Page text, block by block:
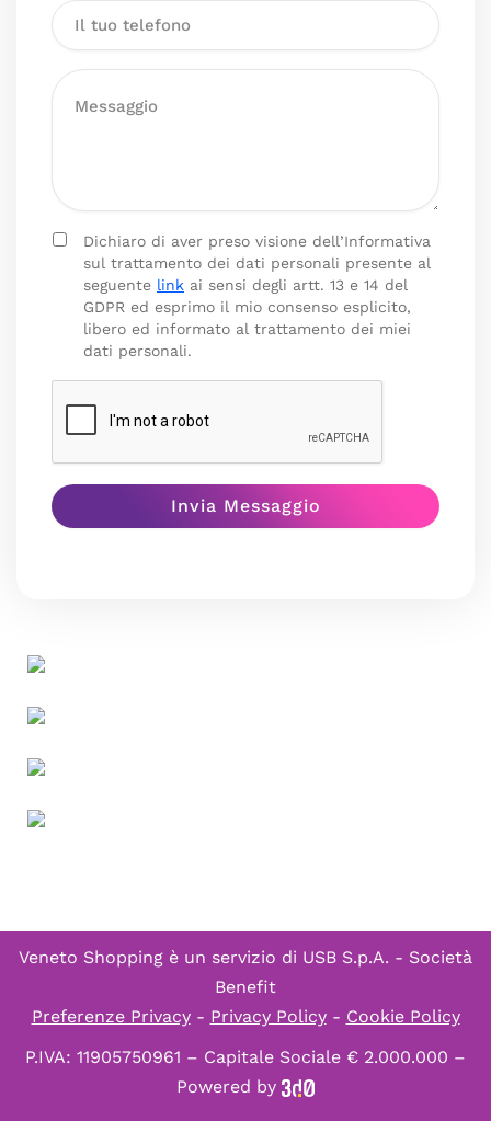
Dichiaro di aver preso visione dell’Informativa
sul trattamento dei dati personali presente al
seguente link ai sensi degli artt. 13 e 14 del
GDPR ed esprimo il mio consenso esplicito,
libero ed informato al trattamento dei miei
dati personali.
Veneto Shopping è un servizio di USB S.p.A. - Società
Benefit
Preferenze Privacy- Privacy Policy- Cookie Policy
P.IVA: 11905750961 – Capitale Sociale € 2.000.000 –
Powered by